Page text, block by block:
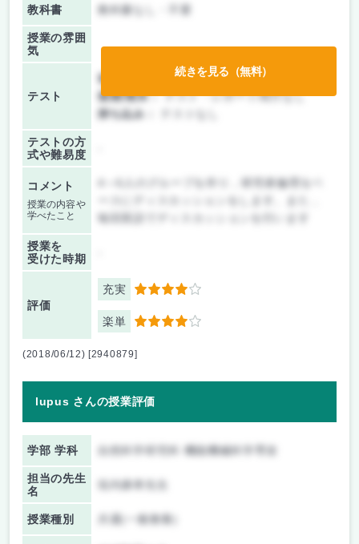
教科書 教科書なし・不要
授業の雰囲
気
テスト
前期/中間：
テスト・レポート両方なし
後期/期末：テスト・レポート両方なし
持ち込み：
テストの方
式や難易度
コメント
授業の内容や
学べたこと
4～6人のグループを作り，研究者倫理をベ
毎回英語でディスカッションを行います
授業を
受けた時期
評価
充実 4
楽単 4
続きを見る（無料）
(2018/06/12) [2940879]
lupus さんの授業評価
学部 学科 自然科学研究科 機能機械科学専攻
担当の先生
名
授業種別 共通(一般教養)